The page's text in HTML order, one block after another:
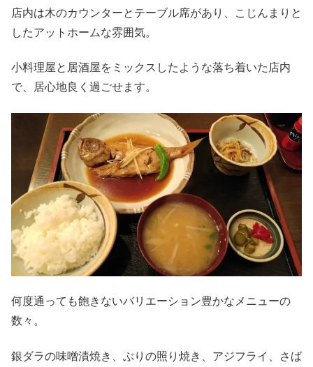
店内は木のカウンターとテーブル席があり、こじんまりと
したアットホームな雰囲気。
小料理屋と居酒屋をミックスしたような落ち着いた店内
で、居心地良く過ごせます。
何度通っても飽きないバリエーション豊かなメニューの
数々。
銀ダラの味噌漬焼き、ぶりの照り焼き、アジフライ、さば